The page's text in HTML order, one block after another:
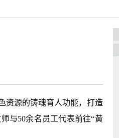
资源的铸魂育人功能，打造
与50余名员工代表前往“黄